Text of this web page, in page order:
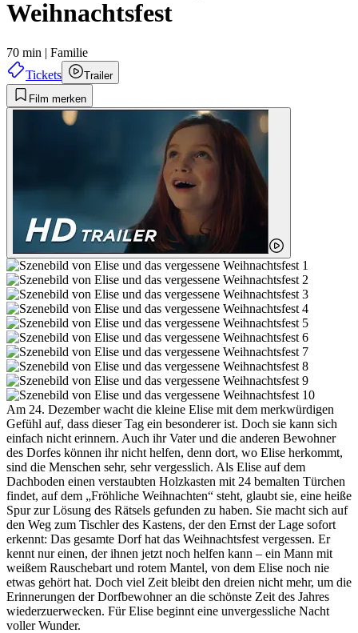
Weihnachtsfest
70 min | Familie
Tickets
Trailer
Film merken
Am 24. Dezember wacht die kleine Elise mit dem merkwürdigen
Gefühl auf, dass dieser Tag ein besonderer ist. Doch sie kann sich
einfach nicht erinnern. Auch ihr Vater und die anderen Bewohner
des Dorfes können ihr nicht helfen, denn dort, wo Elise herkommt,
sind die Menschen sehr, sehr vergesslich. Als Elise auf dem
Dachboden einen verstaubten Holzkasten mit 24 bemalten Türchen
findet, auf dem „Fröhliche Weihnachten“ steht, glaubt sie, eine heiße
Spur zur Lösung des Rätsels gefunden zu haben. Sie macht sich auf
den Weg zum Tischler des Kastens, der den Ernst der Lage sofort
erkennt: Das gesamte Dorf hat das Weihnachtsfest vergessen. Er
kennt nur einen, der ihnen jetzt noch helfen kann – ein Mann mit
weißem Rauschebart und rotem Mantel, von dem Elise noch nie
etwas gehört hat. Doch viel Zeit bleibt den dreien nicht mehr, um die
Erinnerungen der Dorfbewohner an die schönste Zeit des Jahres
wiederzuerwecken. Für Elise beginnt eine unvergessliche Nacht
voller Wunder.